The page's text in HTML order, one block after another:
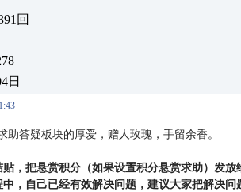
回
日
答疑板块的厚爱，赠人玫瑰，手留余香。
，把悬赏积分（如果设置积分悬赏求助）发放
，自己已经有效解决问题，建议大家把解决